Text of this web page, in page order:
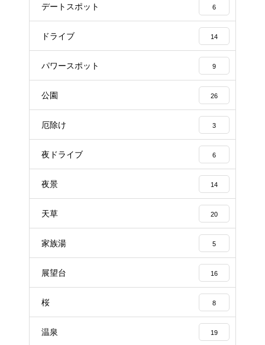
デートスポット 6
ドライブ 14
パワースポット 9
公園 26
厄除け 3
夜ドライブ 6
夜景 14
天草 20
家族湯 5
展望台 16
桜 8
温泉 19